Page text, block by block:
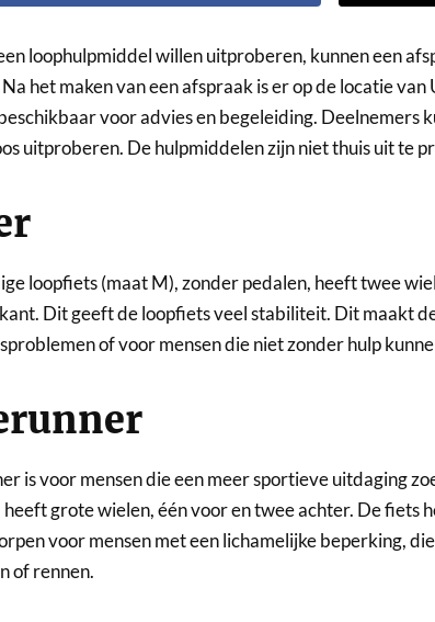
loophulpmiddel willen uitproberen, kunnen een
het maken van een afspraak is er op de locatie
voor advies en begeleiding. Deelnemers
uitproberen. De hulpmiddelen zijn niet thuis uit te
loopfiets (maat M), zonder pedalen, heeft twee
Dit geeft de loopfiets veel stabiliteit. Dit maakt
of voor mensen die niet zonder hulp
is voor mensen die een meer sportieve uitdaging
heeft grote wielen, één voor en twee achter. De fiets
voor mensen met een lichamelijke beperking,
of rennen.